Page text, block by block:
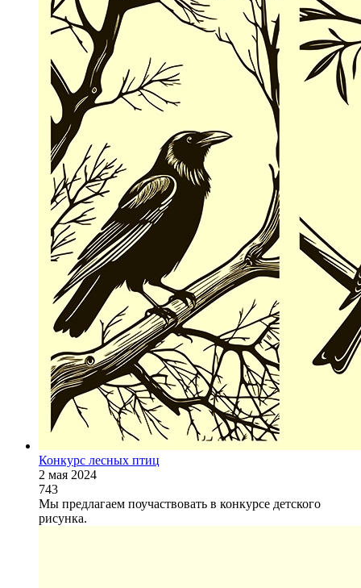
Конкурс лесных птиц
2 мая 2024
743
Мы предлагаем поучаствовать в конкурсе детского
рисунка.